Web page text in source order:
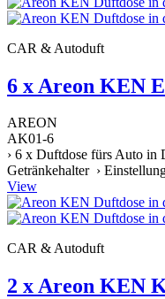
CAR & Autoduft
6 x Areon KEN
AREON
AK01-6
› 6 x Duftdose fürs Auto in
Getränkehalter ›
View
CAR & Autoduft
2 x Areon KEN